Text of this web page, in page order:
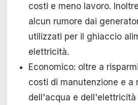
costi e meno lavoro.
alcun rumore dai
utilizzati per il ghiaccio
elettricità.
Economico: oltre a
costi di manutenzione e a
dell'acqua e dell'elettricità